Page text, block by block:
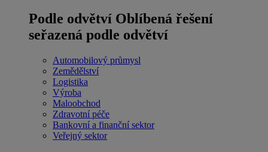
Podle odvětví Oblíbená řešení
seřazená podle odvětví
Automobilový průmysl
Zemědělství
Logistika
Výroba
Maloobchod
Zdravotní péče
Bankovní a finanční sektor
Veřejný sektor